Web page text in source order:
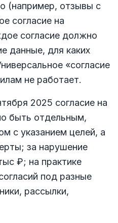
(например, отзывы с
согласие на
согласие должно
данные, для каких
«согласие
не работает.
2025 согласие на
быть отдельным,
с указанием целей, а
за нарушение
₽; на практике
под разные
рассылки,